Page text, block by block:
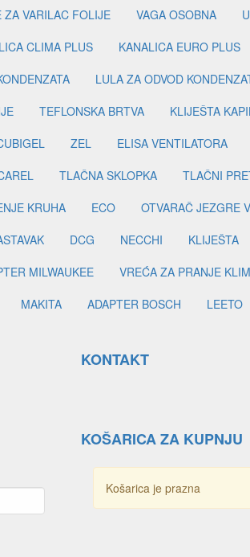
ZA VARILAC FOLIJE VAGA OSOBNA
CLIMA PLUS KANALICA EURO PLUS
LULA ZA ODVOD
TEFLONSKA BRTVA KLIJEŠTA
ZEL ELISA VENTILATORA
TLAČNA SKLOPKA TLAČNI
KRUHA ECO OTVARAČ JEZGRE
DCG NECCHI KLIJEŠTA
MILWAUKEE VREĆA ZA PRANJE
MAKITA ADAPTER BOSCH LEETO
KONTAKT
KOŠARICA ZA KUPNJU
Košarica je prazna